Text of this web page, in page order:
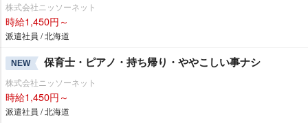
株式会社ニッソーネット
時給1,450円～
派遣社員 / 北海道
NEW 保育士・ピアノ・持ち帰り・ややこしい事ナシ
株式会社ニッソーネット
時給1,450円～
派遣社員 / 北海道